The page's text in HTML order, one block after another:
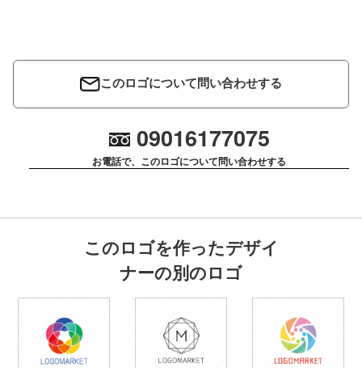
このロゴについて問い合わせする
09016177075
お電話で、このロゴについて問い合わせする
このロゴを作ったデザイ
ナーの別のロゴ